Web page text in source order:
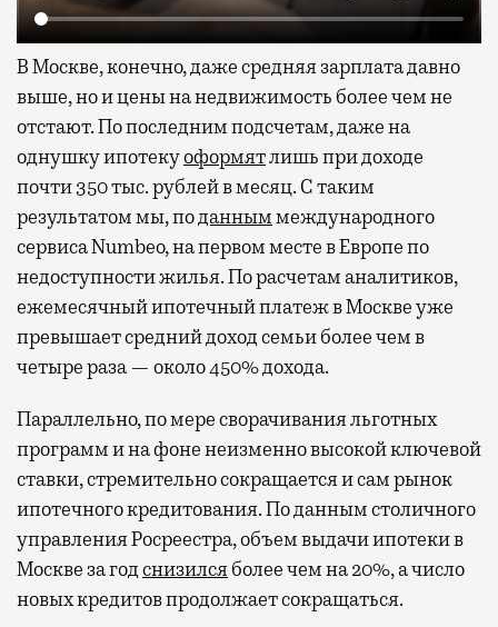
В Москве, конечно, даже средняя зарплата давно
выше, но и цены на недвижимость более чем не
отстают. По последним подсчетам, даже на
однушку ипотекуоформятлишь при доходе
почти 350 тыс. рублей в месяц. С таким
результатом мы, поданныммеждународного
сервиса Numbeo, на первом месте в Европе по
недоступности жилья. По расчетам аналитиков,
ежемесячный ипотечный платеж в Москве уже
превышает средний доход семьи более чем в
четыре раза — около 450% дохода.
Параллельно, по мере сворачивания льготных
программ и на фоне неизменно высокой ключевой
ставки, стремительно сокращается и сам рынок
ипотечного кредитования. По данным столичного
управления Росреестра, объем выдачи ипотеки в
Москве за годснизилсяболее чем на 20%, а число
новых кредитов продолжает сокращаться.